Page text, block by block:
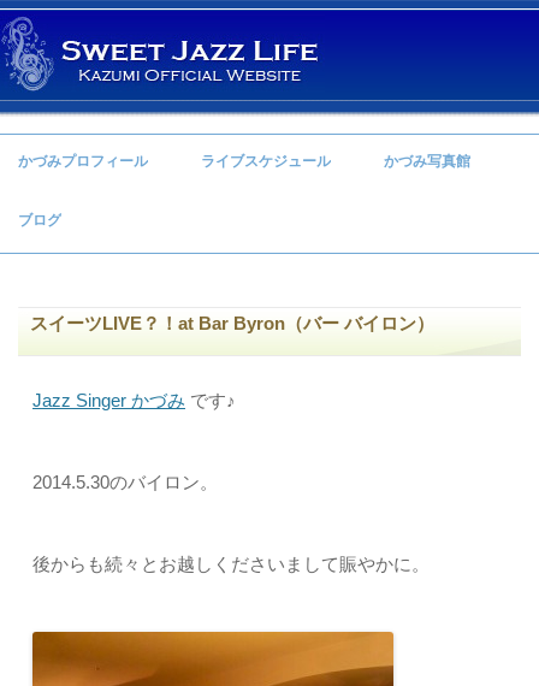
コンテンツへ移動
かづみプロフィール ライブスケジュール かづみ写真館
ブログ
スイーツLIVE？！at Bar Byron（バー バイロン）
Jazz Singer かづみ です♪
2014.5.30のバイロン。
後からも続々とお越しくださいまして賑やかに。